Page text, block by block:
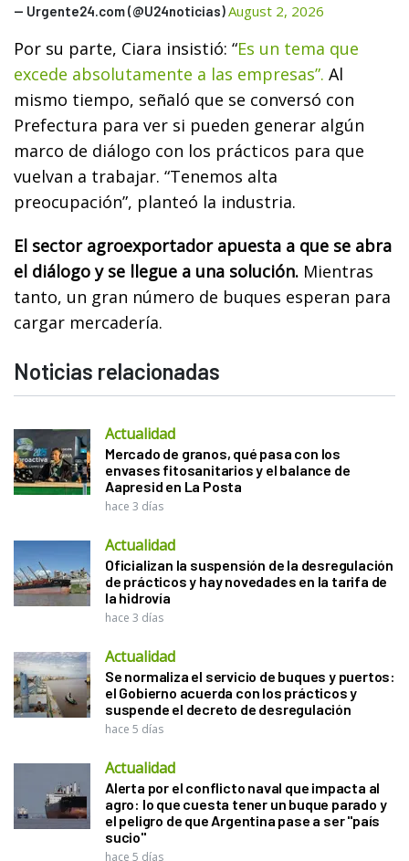
— Urgente24.com (@U24noticias)August 2, 2026
Por su parte, Ciara insistió: “Es un tema que
excede absolutamente a las empresas”. Al
mismo tiempo, señaló que se conversó con
Prefectura para ver si pueden generar algún
marco de diálogo con los prácticos para que
vuelvan a trabajar. “Tenemos alta
preocupación”, planteó la industria.
El sector agroexportador apuesta a que se abra
el diálogo y se llegue a una solución. Mientras
tanto, un gran número de buques esperan para
cargar mercadería.
Noticias relacionadas
Actualidad
Mercado de granos, qué pasa con los
envases fitosanitarios y el balance de
Aapresid en La Posta
hace 3 días
Actualidad
Oficializan la suspensión de la desregulación
de prácticos y hay novedades en la tarifa de
la hidrovía
hace 3 días
Actualidad
Se normaliza el servicio de buques y puertos:
el Gobierno acuerda con los prácticos y
suspende el decreto de desregulación
hace 5 días
Actualidad
Alerta por el conflicto naval que impacta al
agro: lo que cuesta tener un buque parado y
el peligro de que Argentina pase a ser "país
sucio"
hace 5 días